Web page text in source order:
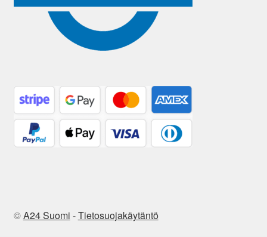
©A24 Suomi -Tietosuojakäytäntö